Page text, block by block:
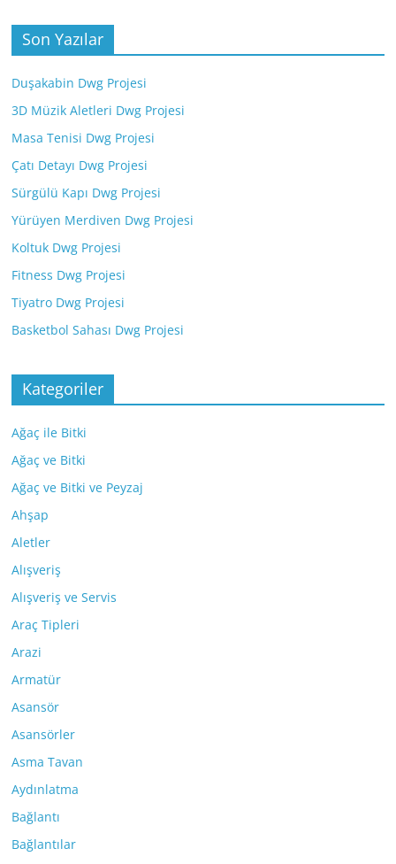
Son Yazılar
Duşakabin Dwg Projesi
3D Müzik Aletleri Dwg Projesi
Masa Tenisi Dwg Projesi
Çatı Detayı Dwg Projesi
Sürgülü Kapı Dwg Projesi
Yürüyen Merdiven Dwg Projesi
Koltuk Dwg Projesi
Fitness Dwg Projesi
Tiyatro Dwg Projesi
Basketbol Sahası Dwg Projesi
Kategoriler
Ağaç ile Bitki
Ağaç ve Bitki
Ağaç ve Bitki ve Peyzaj
Ahşap
Aletler
Alışveriş
Alışveriş ve Servis
Araç Tipleri
Arazi
Armatür
Asansör
Asansörler
Asma Tavan
Aydınlatma
Bağlantı
Bağlantılar